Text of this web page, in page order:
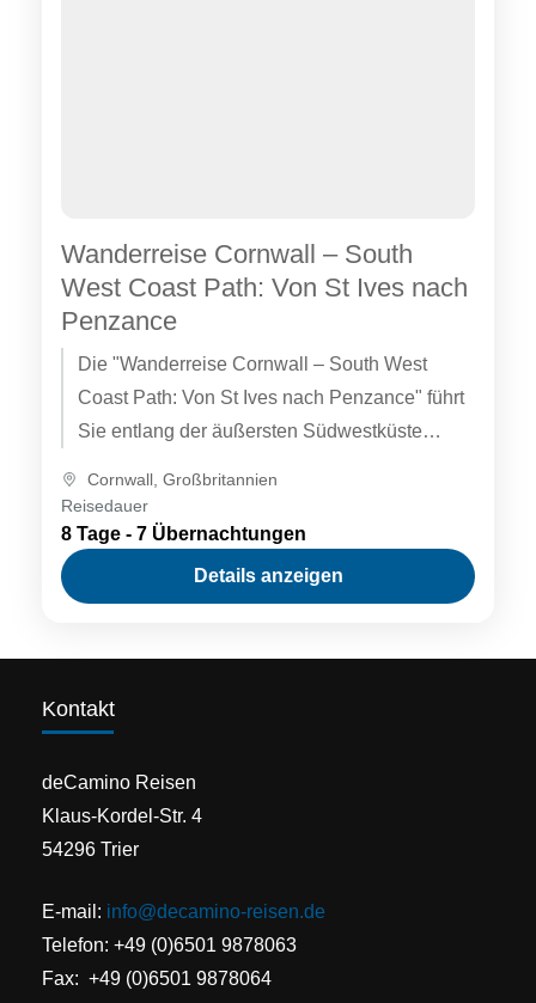
Wanderreise Cornwall – South
West Coast Path: Von St Ives nach
Penzance
Die "Wanderreise Cornwall – South West
Coast Path: Von St Ives nach Penzance" führt
Sie entlang der äußersten Südwestküste
Brandung gepeitschten Küstenlinie, die Land’s
End und eine Vielzahl winziger Buchten
umfasst, die von dem Rauschen der Wellen,
dem unheimlichen Ruf von Vögeln und dem
Cornwall Großbritannien
Reisedauer
8 Tage - 7 Übernachtungen
Details anzeigen
Kontakt
deCamino Reisen
Klaus-Kordel-Str. 4
54296 Trier
E-mail: info@decamino-reisen.de
Telefon: +49 (0)6501 9878063
Fax: +49 (0)6501 9878064